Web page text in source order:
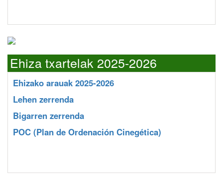
Ehiza txartelak 2025-2026
Ehizako arauak 2025-2026
Lehen zerrenda
Bigarren zerrenda
POC (Plan de Ordenación Cinegética)